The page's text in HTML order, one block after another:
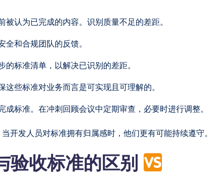
被认为已完成的内容。识别质量不足的差距。
全和合规团队的反馈。
的标准清单，以解决已识别的差距。
这些标准对业务而言是可实现且可理解的。
成标准。在冲刺回顾会议中定期审查，必要时进行调整。
开发人员对标准拥有归属感时，他们更有可能持续遵守。
验收标准的区别